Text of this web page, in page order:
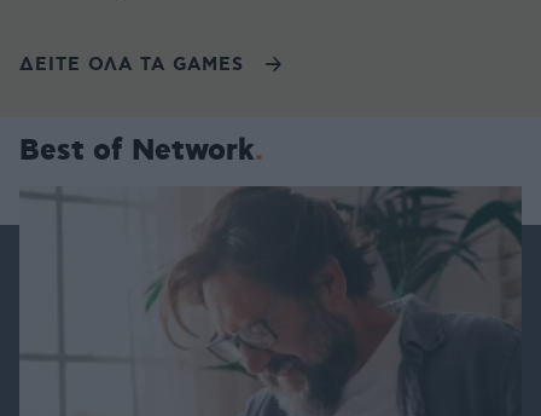
ΔΕΙΤΕ ΟΛΑ ΤΑ GAMES
Best of Network